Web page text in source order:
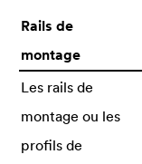
Rails de
montage
Les rails de
montage ou les
profils de